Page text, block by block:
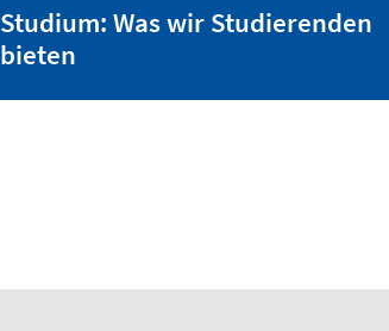
Studium: Was wir Studierenden
bieten